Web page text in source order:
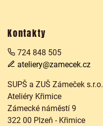
Kontakty
724 848 505
ateliery@zamecek.cz
SUPŠ a ZUŠ Zámeček s.r.o.
Ateliéry Křimice
Zámecké náměstí 9
322 00 Plzeň - Křimice